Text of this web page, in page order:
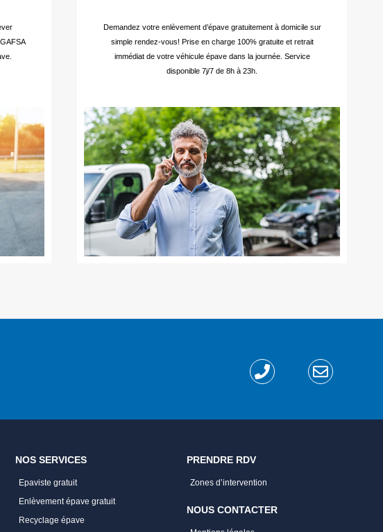
Demandez votre enlèvement d’épave gratuitement à domicile sur
simple rendez-vous! Prise en charge 100% gratuite et retrait
immédiat de votre véhicule épave dans la journée. Service
disponible 7j/7 de 8h à 23h.
NOS SERVICES
Epaviste gratuit
Enlèvement épave gratuit
Recyclage épave
PRENDRE RDV
Zones d’intervention
NOUS CONTACTER